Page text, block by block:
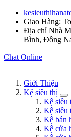
Giao Hàng:
Địa chỉ Nhà
Bình, Đồng
Chat Online
Giới Thiệu
Kệ siêu thị
Kệ siêu
Kệ
Kệ bán
Kệ cửa